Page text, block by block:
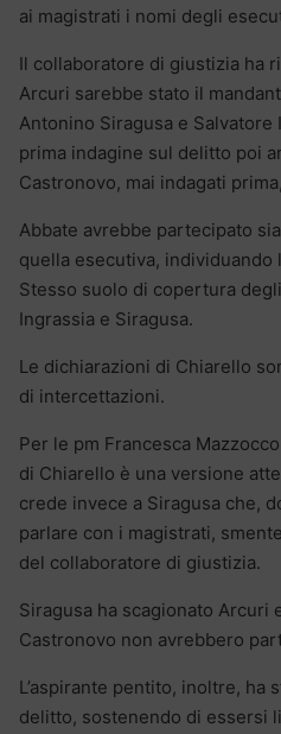
ai magistrati i nomi degli
Il collaboratore di giustizia ha
Arcuri sarebbe stato il
Antonino Siragusa e
prima indagine sul delitto poi
Castronovo, mai indagati
Abbate avrebbe partecipato
quella esecutiva,
Stesso suolo di copertura
Ingrassia e Siragusa.
Le dichiarazioni di Chiarello
di intercettazioni.
Per le pm Francesca
di Chiarello è una versione
crede invece a Siragusa che,
parlare con i magistrati,
del collaboratore di giustizia.
Siragusa ha scagionato Arcuri
Castronovo non avrebbero
L’aspirante pentito, inoltre, ha
delitto, sostenendo di essersi